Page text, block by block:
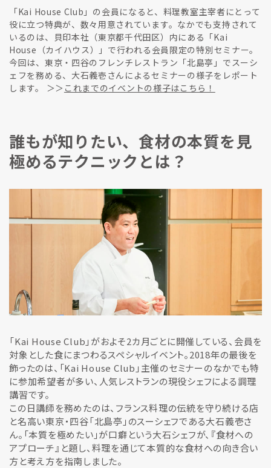
「Kai House Club」の会員になると、料理教室主宰者にとって
役に立つ特典が、数々用意されています。なかでも支持されて
いるのは、貝印本社（東京都千代田区）内にある「Kai
House（カイハウス）」で行われる会員限定の特別セミナー。
今回は、東京・四谷のフレンチレストラン「北島亭」でスーシ
ェフを務める、大石義壱さんによるセミナーの様子をレポート
します。 ＞＞ これまでのイベントの様子はこちら！
誰もが知りたい、食材の本質を見
極めるテクニックとは？
「Kai House Club」がおよそ2カ月ごとに開催している、会員を
対象とした食にまつわるスペシャルイベント。2018年の最後を
飾ったのは、「Kai House Club」主催のセミナーのなかでも特
に参加希望者が多い、人気レストランの現役シェフによる調理
講習です。
この日講師を務めたのは、フランス料理の伝統を守り続ける店
と名高い東京・四谷「北島亭」のスーシェフである大石義壱さ
ん。「本質を極めたい」が口癖という大石シェフが、『食材への
アプローチ』と題し、料理を通じて本質的な食材への向き合い
方と考え方を指南しました。